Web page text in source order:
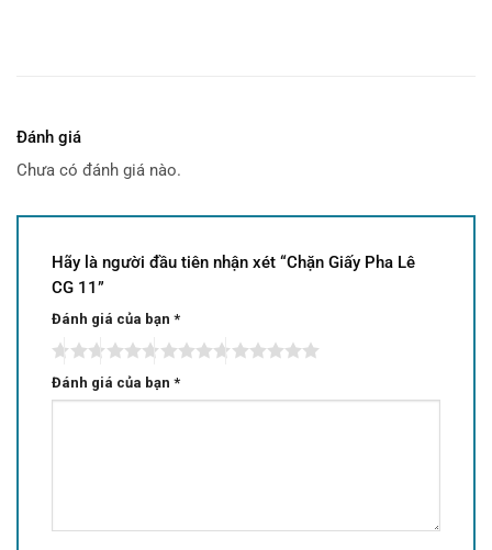
Đánh giá
Chưa có đánh giá nào.
Hãy là người đầu tiên nhận xét “Chặn Giấy Pha Lê
CG 11”
Đánh giá của bạn *
Đánh giá của bạn *